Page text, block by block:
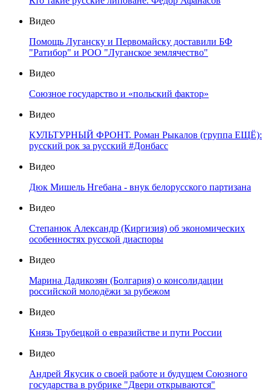
Видео
Помощь Луганску и Первомайску доставили БФ
"Ратибор" и РОО "Луганское землячество"
Видео
Союзное государство и «польский фактор»
Видео
КУЛЬТУРНЫЙ ФРОНТ. Роман Рыкалов (группа ЕЩЁ):
русский рок за русский #Донбасс
Видео
Дюк Мишель Нгебана - внук белорусского партизана
Видео
Степанюк Александр (Киргизия) об экономических
особенностях русской диаспоры
Видео
Марина Дадикозян (Болгария) о консолидации
российской молодёжи за рубежом
Видео
Князь Трубецкой о евразийстве и пути России
Видео
Андрей Якусик о своей работе и будущем Союзного
государства в рубрике "Двери открываются"